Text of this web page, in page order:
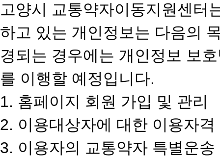
고양시 교통약자이동지원센터
하고 있는 개인정보는 다음의
경되는 경우에는 개인정보 보
를 이행할 예정입니다.
1. 홈페이지 회원 가입 및 관리
2. 이용대상자에 대한 이용자
3. 이용자의 교통약자 특별운